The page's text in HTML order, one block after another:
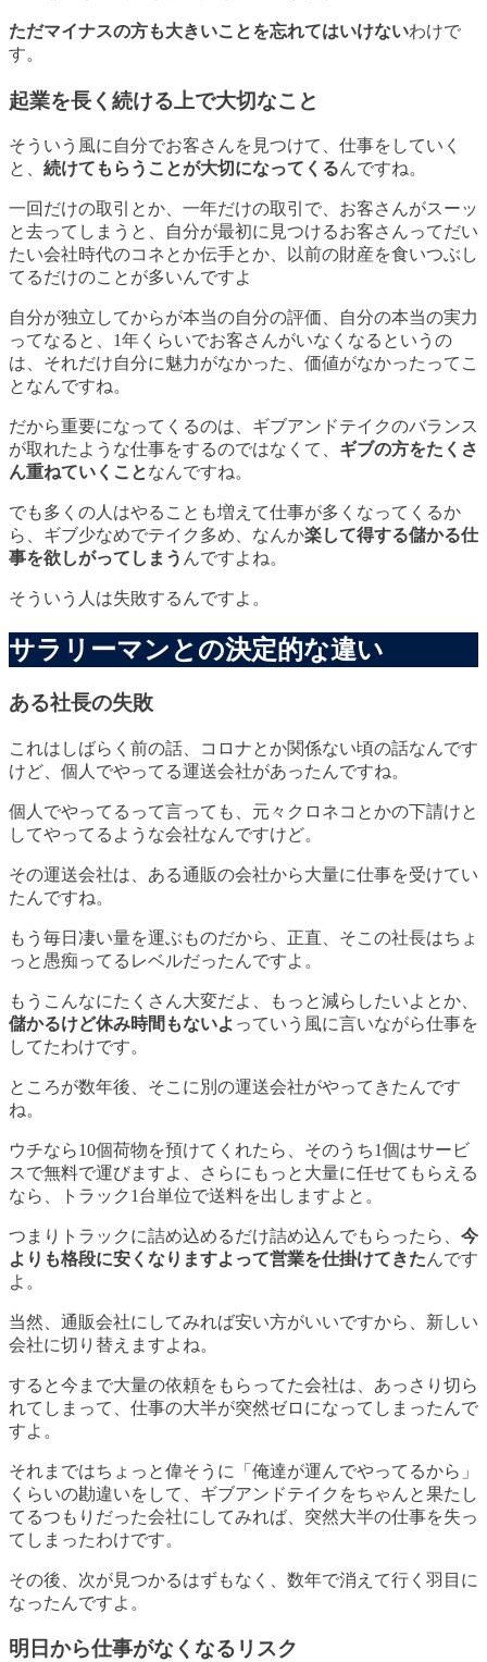
ただマイナスの方も大きいことを忘れてはいけないわけで
す。
起業を長く続ける上で大切なこと
そういう風に自分でお客さんを見つけて、仕事をしていく
と、 続けてもらうことが大切になってくるんですね。
一回だけの取引とか、一年だけの取引で、お客さんがスーッ
と去ってしまうと、自分が最初に見つけるお客さんってだい
たい会社時代のコネとか伝手とか、以前の財産を食いつぶし
てるだけのことが多いんですよ
自分が独立してからが本当の自分の評価、自分の本当の実力
ってなると、1年くらいでお客さんがいなくなるというの
は、それだけ自分に魅力がなかった、価値がなかったってこ
となんですね。
だから重要になってくるのは、ギブアンドテイクのバランス
が取れたような仕事をするのではなくて、 ギブの方をたくさ
ん重ねていくことなんですね。
でも多くの人はやることも増えて仕事が多くなってくるか
ら、ギブ少なめでテイク多め、なんか楽して得する儲かる仕
事を欲しがってしまう んですよね。
そういう人は失敗するんですよ。
サラリーマンとの決定的な違い
ある社長の失敗
これはしばらく前の話、コロナとか関係ない頃の話なんです
けど、個人でやってる運送会社があったんですね。
個人でやってるって言っても、元々クロネコとかの下請けと
してやってるような会社なんですけど。
その運送会社は、ある通販の会社から大量に仕事を受けてい
たんですね。
もう毎日凄い量を運ぶものだから、正直、そこの社長はちょ
っと愚痴ってるレベルだったんですよ。
もうこんなにたくさん大変だよ、もっと減らしたいよとか、
儲かるけど休み時間もないよ っていう風に言いながら仕事を
してたわけです。
ところが数年後、そこに別の運送会社がやってきたんです
ね。
ウチなら10個荷物を預けてくれたら、そのうち1個はサービ
スで無料で運びますよ、さらにもっと大量に任せてもらえる
なら、トラック1台単位で送料を出しますよと。
つまりトラックに詰め込めるだけ詰め込んでもらったら、 今
よりも格段に安くなりますよって営業を仕掛けてきたんです
よ。
当然、通販会社にしてみれば安い方がいいですから、新しい
会社に切り替えますよね。
すると今まで大量の依頼をもらってた会社は、あっさり切ら
れてしまって、仕事の大半が突然ゼロになってしまったんで
すよ。
それまではちょっと偉そうに「俺達が運んでやってるから」
くらいの勘違いをして、ギブアンドテイクをちゃんと果たし
てるつもりだった会社にしてみれば、突然大半の仕事を失っ
てしまったわけです。
その後、次が見つかるはずもなく、数年で消えて行く羽目に
なったんですよ。
明日から仕事がなくなるリスク